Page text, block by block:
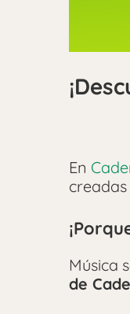
En
Música
de